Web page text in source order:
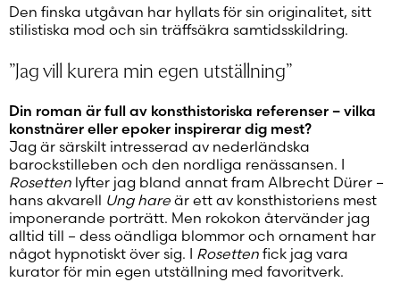
Den finska utgåvan har hyllats för sin originalitet, sitt
stilistiska mod och sin träffsäkra samtidsskildring.
”Jag vill kurera min egen utställning”
Din roman är full av konsthistoriska referenser – vilka
konstnärer eller epoker inspirerar dig mest?
Jag är särskilt intresserad av nederländska
barockstilleben och den nordliga renässansen. I
Rosetten lyfter jag bland annat fram Albrecht Dürer –
hans akvarell Ung hare är ett av konsthistoriens mest
imponerande porträtt. Men rokokon återvänder jag
alltid till – dess oändliga blommor och ornament har
något hypnotiskt över sig. I Rosetten fick jag vara
kurator för min egen utställning med favoritverk.